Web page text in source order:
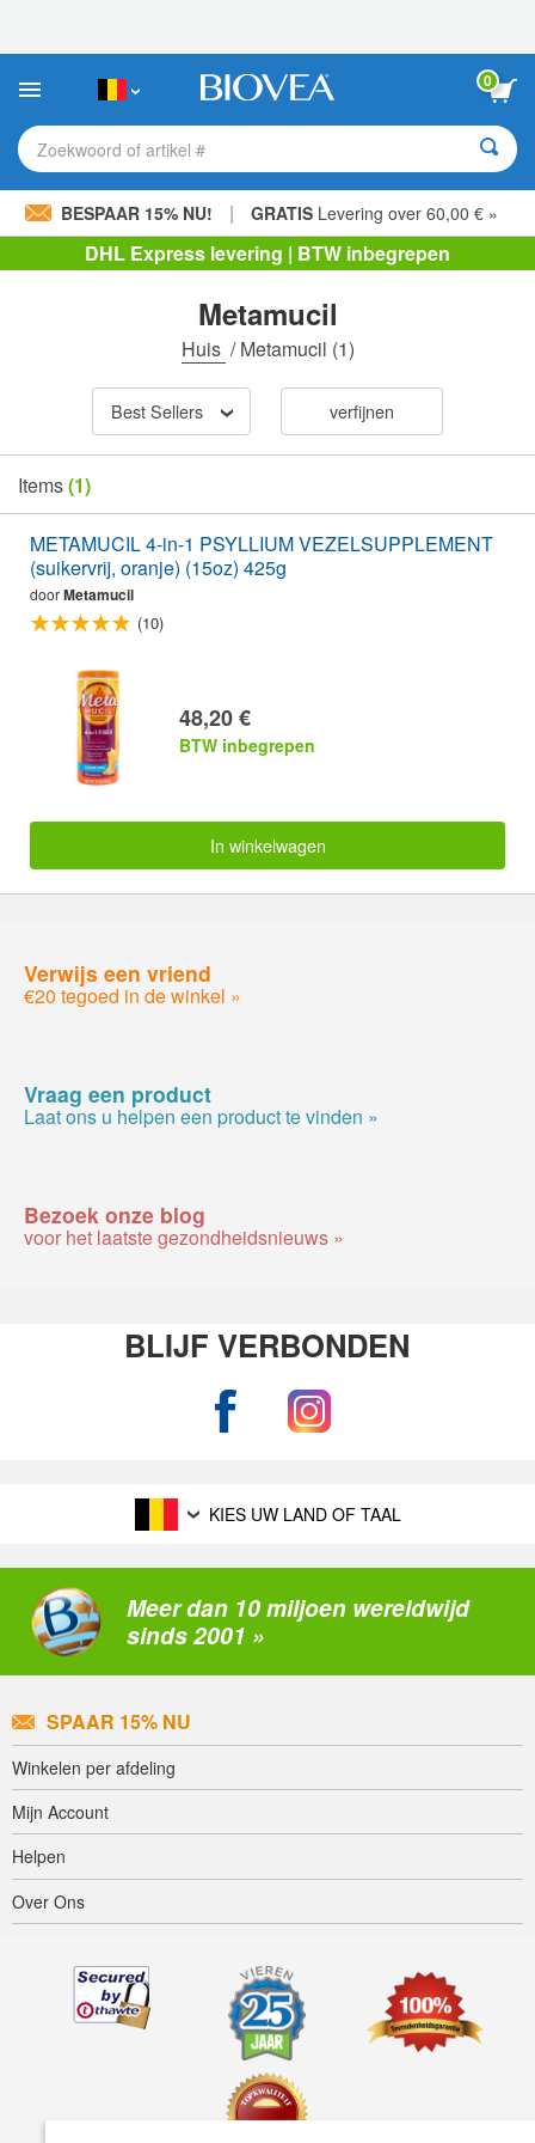
Deze
bevat
toegankelijkheidssysteem.
0
Zoekwoord of artikel #
BESPAAR 15% NU! | GRATIS Levering over 60,00 € »
DHL Express levering | BTW inbegrepen
Metamucil
Huis /Metamucil (1)
Best Sellers verfijnen
Items(1)
METAMUCIL 4-in-1 PSYLLIUM VEZELSUPPLEMENT
(suikervrij, oranje) (15oz) 425g
doorMetamucil
(10)
48,20 €
BTW inbegrepen
In winkelwagen
Verwijs een vriend
€20 tegoed in de winkel »
Vraag een product
Laat ons u helpen een product te vinden »
Bezoek onze blog
voor het laatste gezondheidsnieuws »
BLIJF VERBONDEN
KIES UW LAND OF TAAL
Meer dan 10 miljoen wereldwijd
sinds 2001 »
SPAAR 15% NU
Winkelen per afdeling
Mijn Account
Helpen
Over Ons